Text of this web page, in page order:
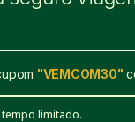
"VEMCOM30"
limitado.